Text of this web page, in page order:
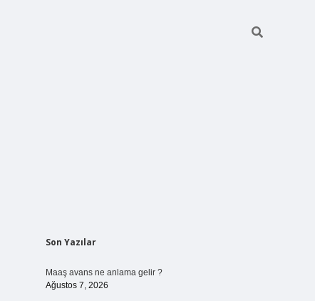
Sidebar
Son Yazılar
Maaş avans ne anlama gelir ?
Ağustos 7, 2026